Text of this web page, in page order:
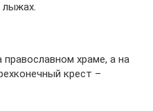
лыжах.
храме, а на
крест –